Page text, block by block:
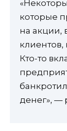
которые
на акции,
Кто-то
денег», —